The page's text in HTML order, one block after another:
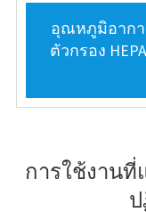
อุณหภูมิอากา
ตัวกรอง
การใช้งาน